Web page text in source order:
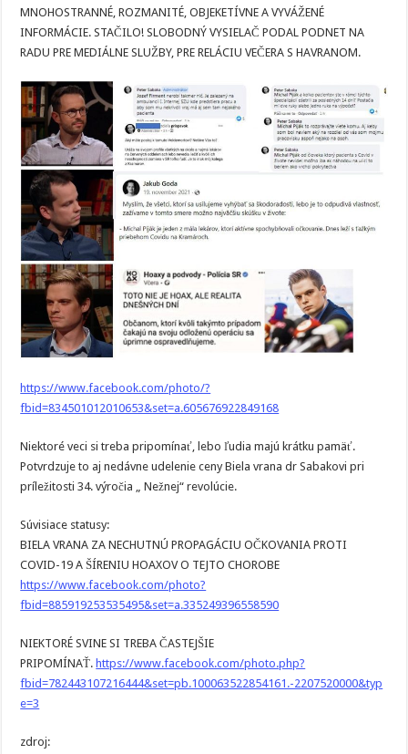
MNOHOSTRANNÉ, ROZMANITÉ, OBJEKETÍVNE A VYVÁŽENÉ
INFORMÁCIE. STAČILO! SLOBODNÝ VYSIELAČ PODAL PODNET NA
RADU PRE MEDIÁLNE SLUŽBY, PRE RELÁCIU VEČERA S HAVRANOM.
https://www.facebook.com/photo/?
fbid=834501012010653&set=a.605676922849168
Niektoré veci si treba pripomínať, lebo ľudia majú krátku pamäť.
Potvrdzuje to aj nedávne udelenie ceny Biela vrana dr Sabakovi pri
príležitosti 34. výročia „ Nežnej“ revolúcie.
Súvisiace statusy:
BIELA VRANA ZA NECHUTNÚ PROPAGÁCIU OČKOVANIA PROTI
COVID-19 A ŠÍRENIU HOAXOV O TEJTO CHOROBE
https://www.facebook.com/photo?
fbid=885919253535495&set=a.335249396558590
NIEKTORÉ SVINE SI TREBA ČASTEJŠIE
PRIPOMÍNAŤ. https://www.facebook.com/photo.php?
fbid=782443107216444&set=pb.100063522854161.-2207520000&typ
e=3
zdroj: